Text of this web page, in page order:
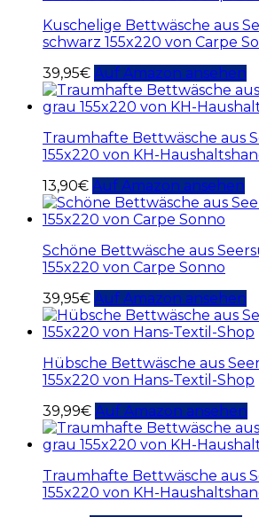
Kuschelige Bettwäsche aus
schwarz 155x220 von Carpe
39,95€ Auf Amazon ansehen
Traumhafte Bettwäsche aus
155x220 von KH-
13,90€ Auf Amazon ansehen
Schöne Bettwäsche aus
155x220 von Carpe Sonno
39,95€ Auf Amazon ansehen
Hübsche Bettwäsche aus
155x220 von Hans-Textil-Shop
39,99€ Auf Amazon ansehen
Traumhafte Bettwäsche aus
155x220 von KH-